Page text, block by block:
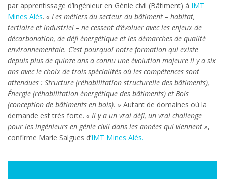
par apprentissage d’ingénieur en Génie civil (Bâtiment) à IMT
Mines Alès. « Les métiers du secteur du bâtiment – habitat,
tertiaire et industriel – ne cessent d’évoluer avec les enjeux de
décarbonation, de défi énergétique et les démarches de qualité
environnementale. C’est pourquoi notre formation qui existe
depuis plus de quinze ans a connu une évolution majeure il y a six
ans avec le choix de trois spécialités où les compétences sont
attendues : Structure (réhabilitation structurelle des bâtiments),
Énergie (réhabilitation énergétique des bâtiments) et Bois
(conception de bâtiments en bois). » Autant de domaines où la
demande est très forte. « Il y a un vrai défi, un vrai challenge
pour les ingénieurs en génie civil dans les années qui viennent »,
confirme Marie Salgues d’IMT Mines Alès.